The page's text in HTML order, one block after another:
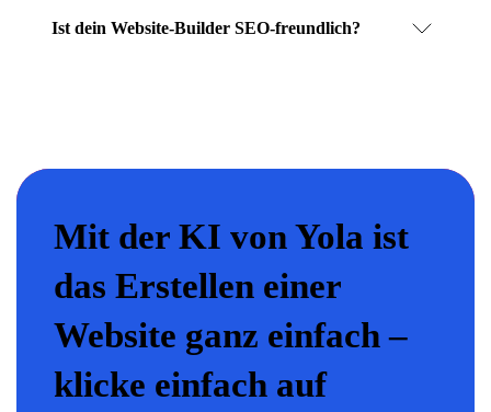
Ist dein Website-Builder SEO-freundlich?
Mit der KI von Yola ist
das Erstellen einer
Website ganz einfach –
klicke einfach auf